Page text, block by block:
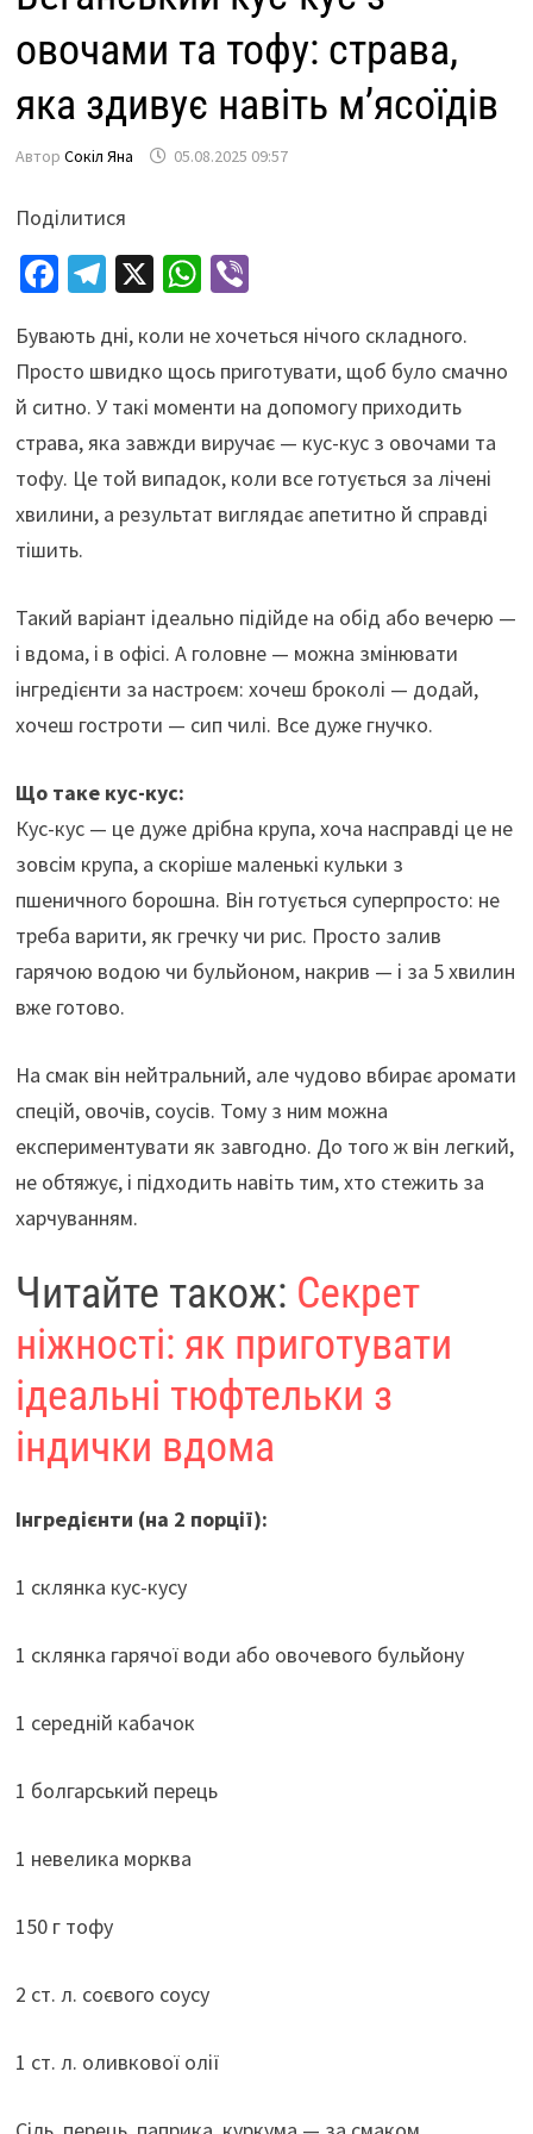
овочами та тофу: страва,
яка здивує навіть м’ясоїдів
Автор Сокіл Яна 05.08.2025 09:57
Поділитися
Fa
b
o
o
k
Te
gr
a
m
X W
at
sA
p
p
Vi
er
Бувають дні, коли не хочеться нічого складного.
Просто швидко щось приготувати, щоб було смачно
й ситно. У такі моменти на допомогу приходить
страва, яка завжди виручає — кус-кус з овочами та
тофу. Це той випадок, коли все готується за лічені
хвилини, а результат виглядає апетитно й справді
тішить.
Такий варіант ідеально підійде на обід або вечерю —
і вдома, і в офісі. А головне — можна змінювати
інгредієнти за настроєм: хочеш броколі — додай,
хочеш гостроти — сип чилі. Все дуже гнучко.
Що таке кус-кус:
Кус-кус — це дуже дрібна крупа, хоча насправді це не
зовсім крупа, а скоріше маленькі кульки з
пшеничного борошна. Він готується суперпросто: не
треба варити, як гречку чи рис. Просто залив
гарячою водою чи бульйоном, накрив — і за 5 хвилин
вже готово.
На смак він нейтральний, але чудово вбирає аромати
спецій, овочів, соусів. Тому з ним можна
експериментувати як завгодно. До того ж він легкий,
не обтяжує, і підходить навіть тим, хто стежить за
харчуванням.
Читайте також: Секрет
ніжності: як приготувати
ідеальні тюфтельки з
індички вдома
Інгредієнти (на 2 порції):
1 склянка кус-кусу
1 склянка гарячої води або овочевого бульйону
1 середній кабачок
1 болгарський перець
1 невелика морква
150 г тофу
2 ст. л. соєвого соусу
1 ст. л. оливкової олії